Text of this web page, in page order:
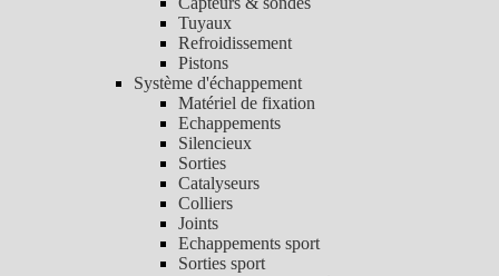
Tuyaux
Refroidissement
Pistons
Système d'échappement
Matériel de fixation
Echappements
Silencieux
Sorties
Catalyseurs
Colliers
Joints
Echappements sport
Sorties sport